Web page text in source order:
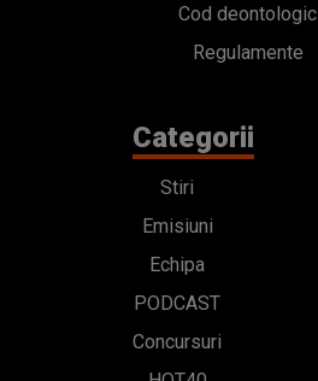
Cod deontologic
Regulamente
Categorii
Stiri
Emisiuni
Echipa
PODCAST
Concursuri